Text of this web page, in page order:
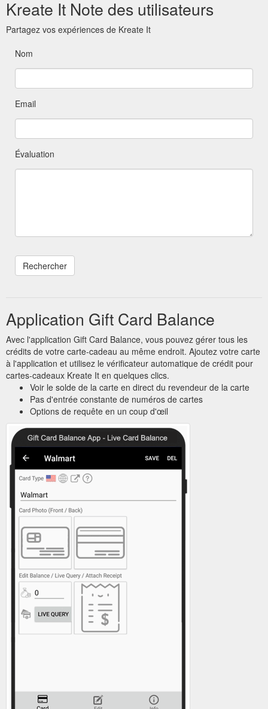
Kreate It Note des utilisateurs
Partagez vos expériences de Kreate It
Nom
Email
Évaluation
Application Gift Card Balance
Avec l'application Gift Card Balance, vous pouvez gérer tous les
crédits de votre carte-cadeau au même endroit. Ajoutez votre carte
à l'application et utilisez le vérificateur automatique de crédit pour
cartes-cadeaux Kreate It en quelques clics.
Voir le solde de la carte en direct du revendeur de la carte
Pas d'entrée constante de numéros de cartes
Options de requête en un coup d'œil